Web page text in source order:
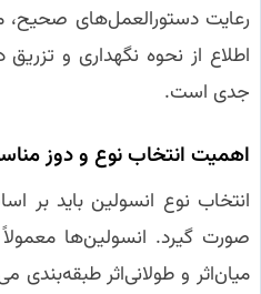
رعایت دستورالعمل‌های صحیح،
اطلاع از نحوه نگهداری و
جدی است.
اهمیت انتخاب نوع و دوز
انتخاب نوع انسولین باید بر
صورت گیرد. انسولین‌ها
میان‌اثر و طولانی‌اثر